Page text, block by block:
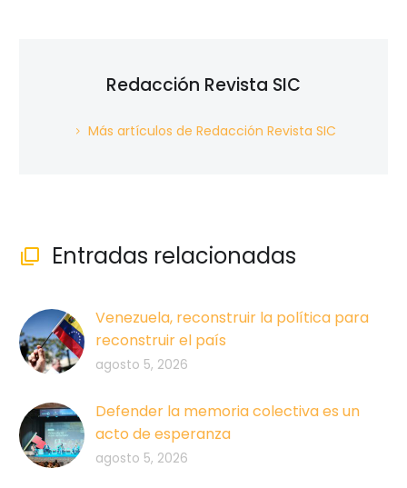
Redacción Revista SIC
Más artículos de Redacción Revista SIC
 Entradas relacionadas
Venezuela, reconstruir la política para
reconstruir el país
agosto 5, 2026
Defender la memoria colectiva es un
acto de esperanza
agosto 5, 2026